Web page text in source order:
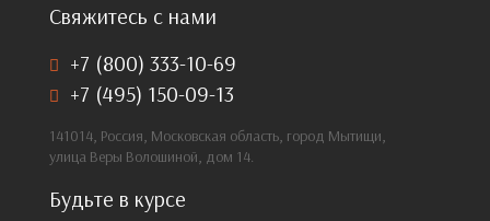
Свяжитесь с нами
+7 (800) 333-10-69
+7 (495) 150-09-13
141014, Россия, Московская область, город Мытищи,
улица Веры Волошиной, дом 14.
Будьте в курсе